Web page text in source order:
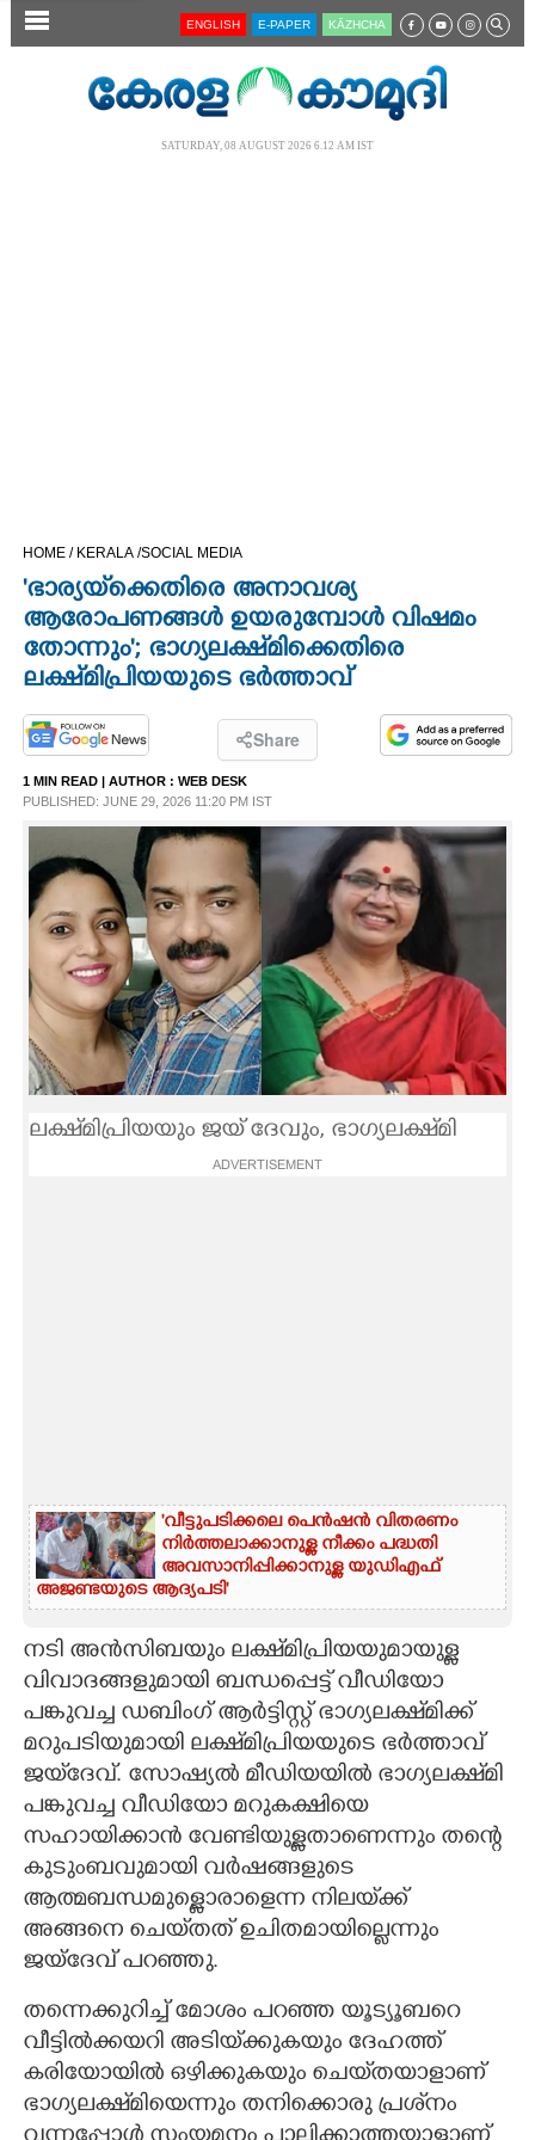
SECTIONS
CINEMA
OPINION
INFO+
ART
ASTRO
ENGLISH E-PAPER KĀZHCHA
SATURDAY, 08 AUGUST 2026 6.12 AM IST
HOME / KERALA /SOCIAL MEDIA
'ഭാര്യയ്‌ക്കെതിരെ അനാവശ്യ
ആരോപണങ്ങൾ ഉയരുമ്പോൾ വിഷമം
തോന്നും'; ഭാഗ്യലക്ഷ്‌മിക്കെതിരെ
ലക്ഷ്‌മിപ്രിയയുടെ ഭർത്താവ്
Share
1 MIN READ | AUTHOR : WEB DESK
PUBLISHED: JUNE 29, 2026 11:20 PM IST
ലക്ഷ്‌മിപ്രിയയും ജയ് ദേവും, ഭാഗ്യലക്ഷ്‌മി
ADVERTISEMENT
'വീട്ടുപടിക്കലെ പെൻഷൻ വിതരണം
നിർത്തലാക്കാനുള്ള നീക്കം പദ്ധതി
അവസാനിപ്പിക്കാനുള്ള യുഡിഎഫ്
അജണ്ടയുടെ ആദ്യപടി'
നടി അൻസിബയും ലക്ഷ്‌മിപ്രിയയുമായുള്ള
വിവാദങ്ങളുമായി ബന്ധപ്പെട്ട് വീ‌ഡിയോ
പങ്കുവച്ച ഡബിംഗ് ആർട്ടിസ്റ്റ് ഭാഗ്യലക്ഷ്‌മിക്ക്
മറുപടിയുമായി ലക്ഷ്‌മിപ്രിയയുടെ ഭർത്താവ്
ജയ്‌ദേവ്. സോഷ്യൽ മീഡിയയിൽ ഭാഗ്യലക്ഷ്‌മി
പങ്കുവച്ച വീഡിയോ മറുകക്ഷിയെ
സഹായിക്കാൻ വേണ്ടിയുള്ളതാണെന്നും തന്റെ
കുടുംബവുമായി വർഷങ്ങളുടെ
ആത്മബന്ധമുള്ളൊരാളെന്ന നിലയ്‌ക്ക്
അങ്ങനെ ചെയ്‌തത് ഉചിതമായില്ലെന്നും
ജയ്ദേവ് പറഞ്ഞു.
തന്നെക്കുറിച്ച് മോശം പറഞ്ഞ യൂട്യൂബറെ
വീട്ടിൽക്കയറി അടിയ്‌‌‌ക്കുകയും ദേഹത്ത്
കരിയോയിൽ ഒഴിക്കുകയും ചെയ്‌തയാളാണ്
ഭാഗ്യലക്ഷ്‌മിയെന്നും തനിക്കൊരു പ്രശ്‌നം